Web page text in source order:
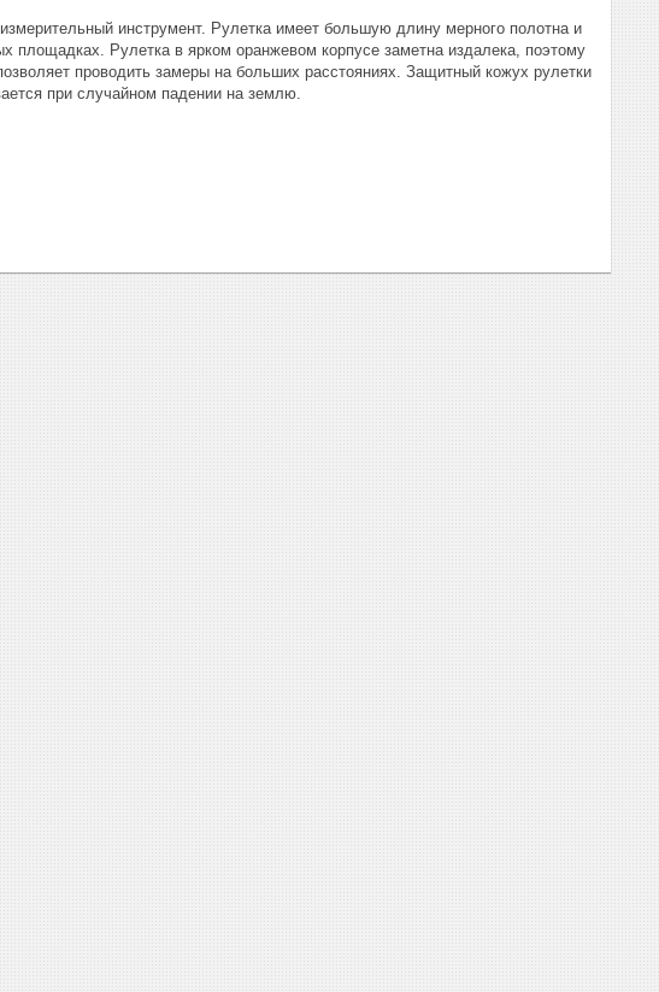
инструмент. Рулетка имеет большую длину мерного полотна и
площадках. Рулетка в ярком оранжевом корпусе заметна издалека, поэтому
проводить замеры на больших расстояниях. Защитный кожух рулетки
при случайном падении на землю.